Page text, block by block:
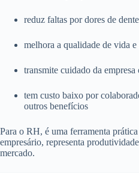
reduz faltas por dores de
melhora a qualidade de vida
transmite cuidado da empresa
tem custo baixo por
outros benefícios
Para o RH, é uma ferramenta
empresário, representa
mercado.